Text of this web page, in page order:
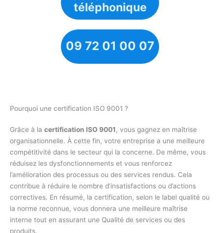
téléphonique
09 72 01 00 07
Pourquoi une certification ISO 9001 ?
Grâce à la certification ISO 9001, vous gagnez en maîtrise
organisationnelle. À cette fin, votre entreprise a une meilleure
compétitivité dans le secteur qui la concerne. De même, vous
réduisez les dysfonctionnements et vous renforcez
l’amélioration des processus ou des services rendus. Cela
contribue à réduire le nombre d’insatisfactions ou d’actions
correctives. En résumé, la certification, selon le label qualité ou
la norme reconnue, vous donnera une meilleure maîtrise
interne tout en assurant une Qualité de services ou des
produits.